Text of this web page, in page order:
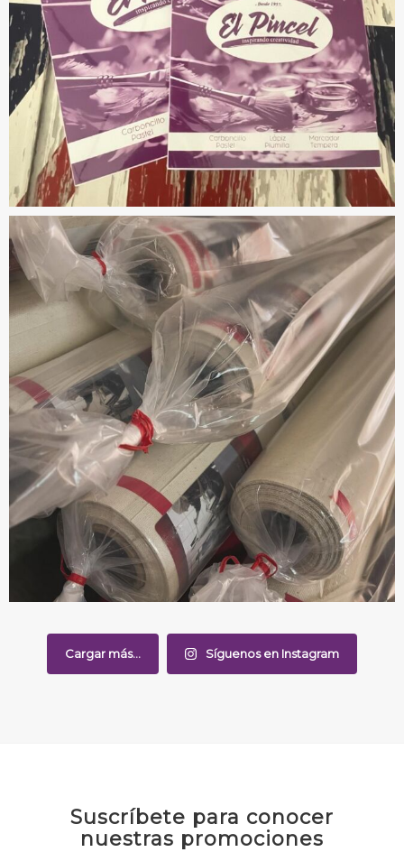
Cargar más... Síguenos en Instagram
Suscríbete para conocer
nuestras promociones